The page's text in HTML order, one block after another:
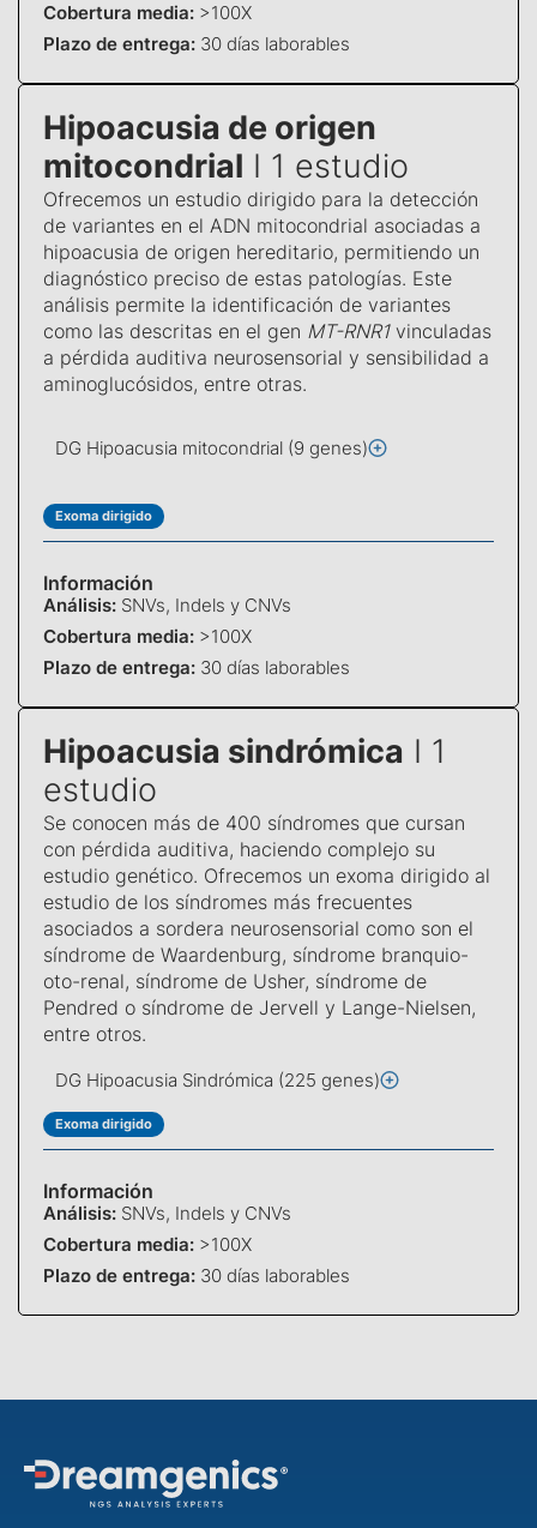
Cobertura media: >100X
Plazo de entrega: 30 días laborables
Hipoacusia de origen
mitocondrial I 1 estudio
Ofrecemos un estudio dirigido para la detección
de variantes en el ADN mitocondrial asociadas a
hipoacusia de origen hereditario, permitiendo un
diagnóstico preciso de estas patologías. Este
análisis permite la identificación de variantes
como las descritas en el gen MT-RNR1vinculadas
a pérdida auditiva neurosensorial y sensibilidad a
aminoglucósidos, entre otras.
DG Hipoacusia mitocondrial (9 genes)
Exoma dirigido
Información
Análisis: SNVs, Indels y CNVs
Cobertura media: >100X
Plazo de entrega: 30 días laborables
Hipoacusia sindrómica I 1
estudio
Se conocen más de 400 síndromes que cursan
con pérdida auditiva, haciendo complejo su
estudio genético. Ofrecemos un exoma dirigido al
estudio de los síndromes más frecuentes
asociados a sordera neurosensorial como son el
síndrome de Waardenburg, síndrome branquio-
oto-renal, síndrome de Usher, síndrome de
Pendred o síndrome de Jervell y Lange-Nielsen,
entre otros.
DG Hipoacusia Sindrómica (225 genes)
Exoma dirigido
Información
Análisis: SNVs, Indels y CNVs
Cobertura media: >100X
Plazo de entrega: 30 días laborables